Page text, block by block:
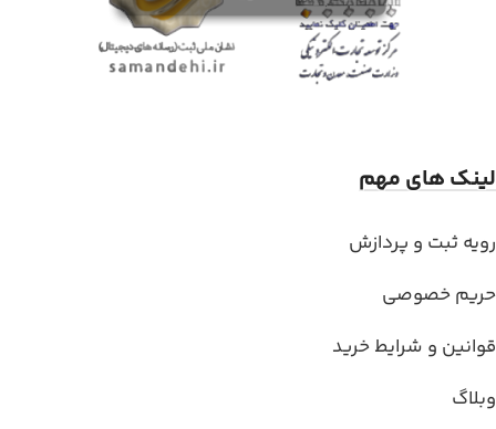
لینک های مهم
رویه ثبت و پردازش
حریم خصوصی
قوانین و شرایط خرید
وبلاگ